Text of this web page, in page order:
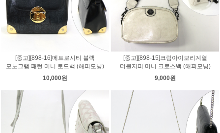
[중고][898-16]메트로시티 블랙
모노그램 패턴 미니 토드백 (해피모닝)
10,000원
[중고][898-15]크림아이보리계열
더블지퍼 미니 크로스백 (해피모닝)
9,000원